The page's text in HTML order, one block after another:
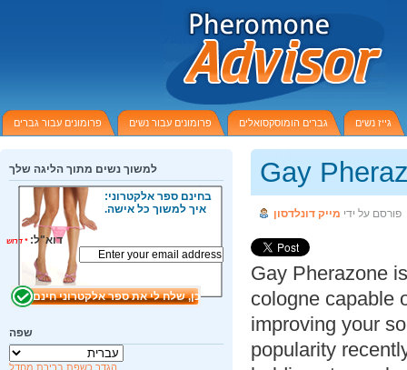
פרומונים עבור גברים פרומונים עבור נשים גברים הומוסקסואלים גייז נשים
Gay
על ידימייק דונלדסון
Gay Pherazone
cologne
improving your
popularity
למשוך נשים מתוך הליגה שלך
בחינם ספר אלקטרוני:
איך למשוך כל אישה.
דוא"ל:*דרוש
שפה
הגדר כשפת ברירת מחדל